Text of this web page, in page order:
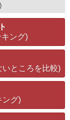
ング)
ところを比較)
ング)